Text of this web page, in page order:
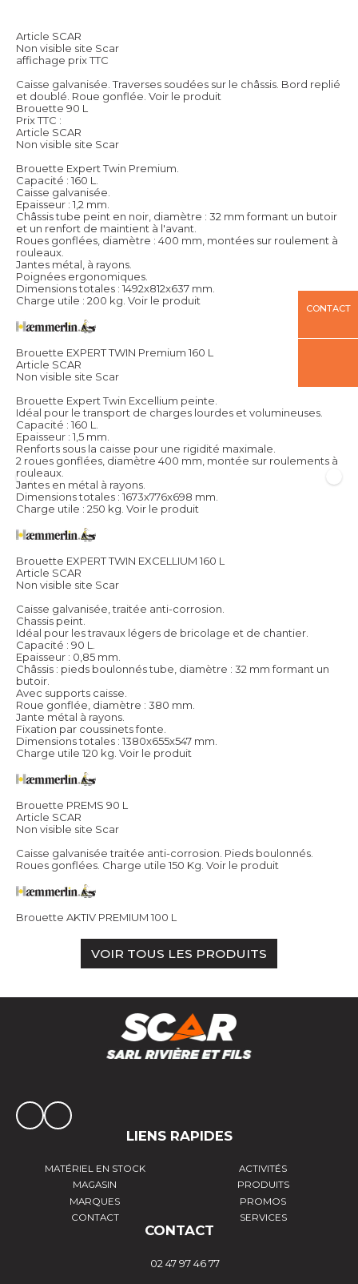
Article SCAR
Non visible site Scar
affichage prix TTC
Caisse galvanisée. Traverses soudées sur le châssis. Bord replié
et doublé. Roue gonflée. Voir le produit
Brouette 90 L
Prix TTC :
Article SCAR
Non visible site Scar
Brouette Expert Twin Premium.
Capacité : 160 L.
Caisse galvanisée.
Epaisseur : 1,2 mm.
Châssis tube peint en noir, diamètre : 32 mm formant un butoir
et un renfort de maintient à l'avant.
Roues gonflées, diamètre : 400 mm, montées sur roulement à
rouleaux.
Jantes métal, à rayons.
Poignées ergonomiques.
Dimensions totales : 1492x812x637 mm.
Charge utile : 200 kg. Voir le produit
Brouette EXPERT TWIN Premium 160 L
Article SCAR
Non visible site Scar
Brouette Expert Twin Excellium peinte.
Idéal pour le transport de charges lourdes et volumineuses.
Capacité : 160 L.
Epaisseur : 1,5 mm.
Renforts sous la caisse pour une rigidité maximale.
2 roues gonflées, diamètre 400 mm, montée sur roulements à
rouleaux.
Jantes en métal à rayons.
Dimensions totales : 1673x776x698 mm.
Charge utile : 250 kg. Voir le produit
Brouette EXPERT TWIN EXCELLIUM 160 L
Article SCAR
Non visible site Scar
Caisse galvanisée, traitée anti-corrosion.
Chassis peint.
Idéal pour les travaux légers de bricolage et de chantier.
Capacité : 90 L.
Epaisseur : 0,85 mm.
Châssis : pieds boulonnés tube, diamètre : 32 mm formant un
butoir.
Avec supports caisse.
Roue gonflée, diamètre : 380 mm.
Jante métal à rayons.
Fixation par coussinets fonte.
Dimensions totales : 1380x655x547 mm.
Charge utile 120 kg. Voir le produit
Brouette PREMS 90 L
Article SCAR
Non visible site Scar
Caisse galvanisée traitée anti-corrosion. Pieds boulonnés.
Roues gonflées. Charge utile 150 Kg. Voir le produit
Brouette AKTIV PREMIUM 100 L
VOIR TOUS LES PRODUITS
CONTACT
LIENS RAPIDES
MATÉRIEL EN STOCK
ACTIVITÉS
MAGASIN
PRODUITS
MARQUES
PROMOS
CONTACT
SERVICES
CONTACT
02 47 97 46 77